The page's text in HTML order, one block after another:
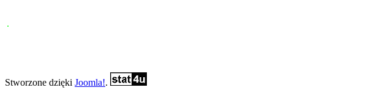
.
Stworzone dzięki Joomla!.